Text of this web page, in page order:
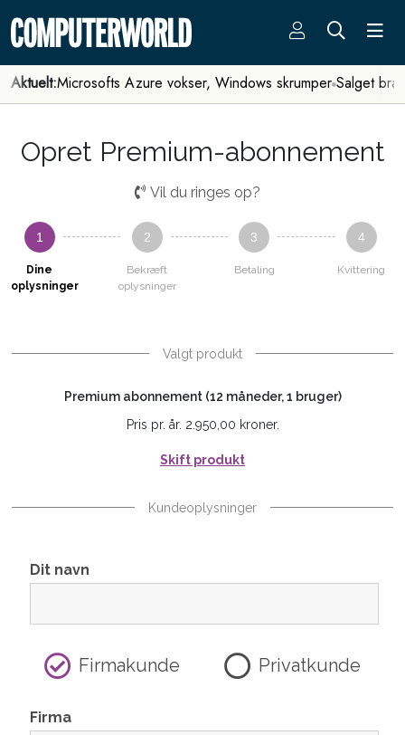
Aktuelt:Microsofts Azure vokser, Windows skrumper Salget
Opret Premium-abonnement
Vil du ringes op?
1
Dine
oplysninger
2
Bekræft
oplysninger
3
Betaling
4
Kvittering
Valgt produkt
Premium abonnement (12 måneder, 1 bruger)
Pris pr. år. 2.950,00 kroner.
Skift produkt
Kundeoplysninger
Dit navn
Firmakunde Privatkunde
Firma